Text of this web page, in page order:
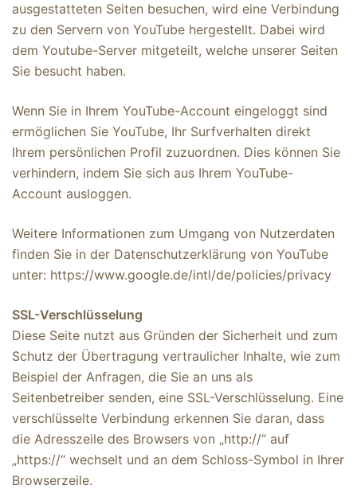
ausgestatteten Seiten besuchen, wird eine Verbindung
zu den Servern von YouTube hergestellt. Dabei wird
dem Youtube-Server mitgeteilt, welche unserer Seiten
Sie besucht haben.
Wenn Sie in Ihrem YouTube-Account eingeloggt sind
ermöglichen Sie YouTube, Ihr Surfverhalten direkt
Ihrem persönlichen Profil zuzuordnen. Dies können Sie
verhindern, indem Sie sich aus Ihrem YouTube-
Account ausloggen.
Weitere Informationen zum Umgang von Nutzerdaten
finden Sie in der Datenschutzerklärung von YouTube
unter: https://www.google.de/intl/de/policies/privacy
SSL-Verschlüsselung
Diese Seite nutzt aus Gründen der Sicherheit und zum
Schutz der Übertragung vertraulicher Inhalte, wie zum
Beispiel der Anfragen, die Sie an uns als
Seitenbetreiber senden, eine SSL-Verschlüsselung. Eine
verschlüsselte Verbindung erkennen Sie daran, dass
die Adresszeile des Browsers von „http://“ auf
„https://“ wechselt und an dem Schloss-Symbol in Ihrer
Browserzeile.